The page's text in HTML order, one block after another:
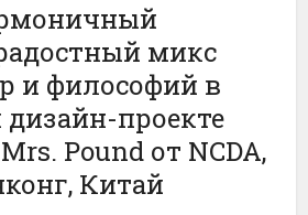
микс
и философий в
проекте
Pound от NCDA,
Китай